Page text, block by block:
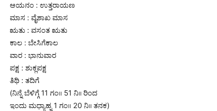
ಆಯನಂ : ಉತ್ತರಾಯಣ
ಮಾಸ : ವೈಶಾಖ ಮಾಸ
ಋತು : ವಸಂತ ಋತು
ಕಾಲ : ಬೇಸಿಗೆಕಾಲ
ವಾರ : ಭಾನುವಾರ
ಪಕ್ಷ : ಶುಕ್ಲಪಕ್ಷ
ತಿಥಿ : ತದಿಗೆ
(ನಿನ್ನೆ ಬೆಳಿಗ್ಗೆ 11 ಗಂ॥ 51 ನಿ।। ರಿಂದ
ಇಂದು ಮಧ್ಯಾಹ್ನ 1 ಗಂ॥ 20 ನಿ।। ತನಕ)